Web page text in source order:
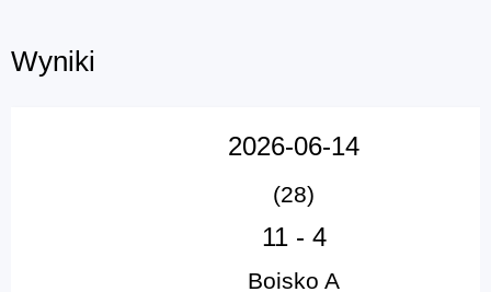
Wyniki
2026-06-14
(28)
11- 4
Boisko A